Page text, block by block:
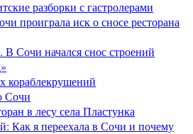
разборки с гастролерами
проиграла иск о сносе ресторана
Сочи начался снос строений
кораблекрушений
Сочи
в лесу села Пластунка
Как я переехала в Сочи и почему